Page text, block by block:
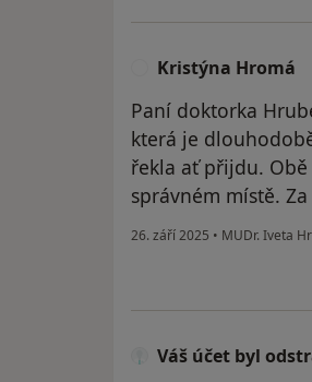
Kristýna Hromá
Paní doktorka
která je
řekla ať přijdu.
správném místě.
26. září 2025 • MUDr. Iveta
Váš účet byl